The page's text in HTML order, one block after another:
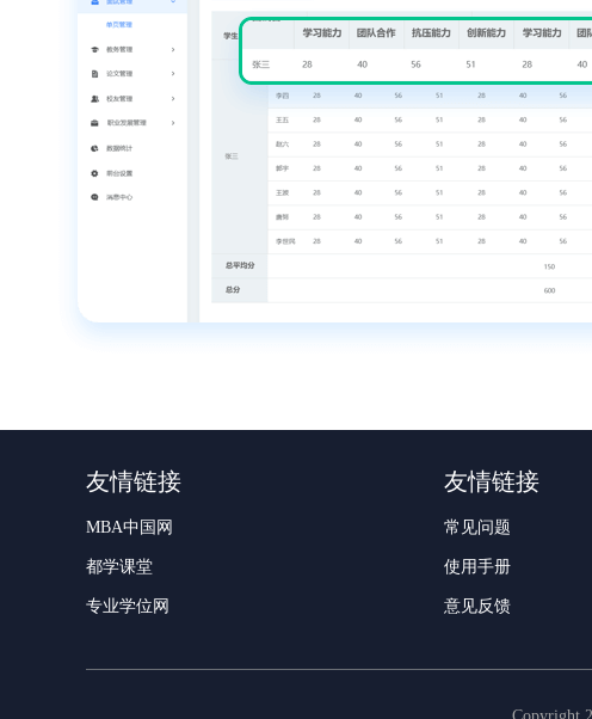
友情链接
MBA中国网
都学课堂
专业学位网
友情链接
常见问题
使用手册
意见反馈